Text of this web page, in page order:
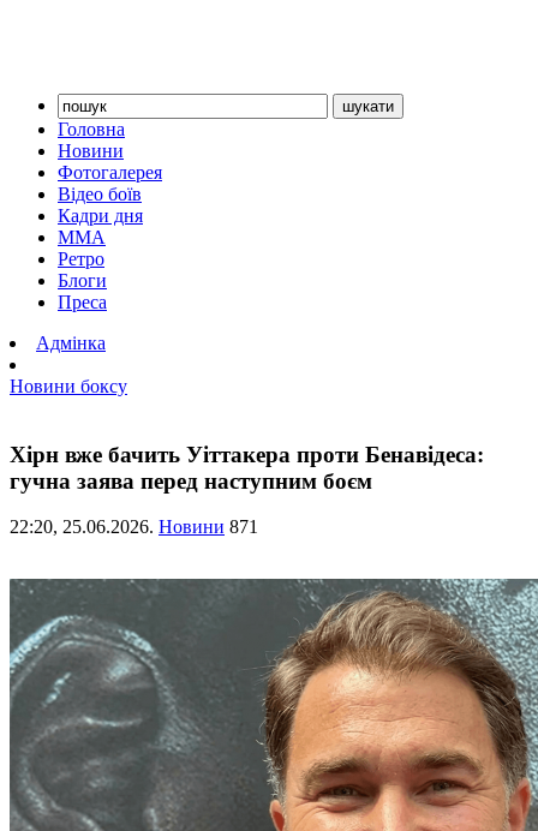
Головна
Новини
Фотогалерея
Відео боїв
Кадри дня
ММА
Ретро
Блоги
Преса
Адмінка
Новини боксу
Хірн вже бачить Уіттакера проти Бенавідеса:
гучна заява перед наступним боєм
22:20, 25.06.2026. Новини 871